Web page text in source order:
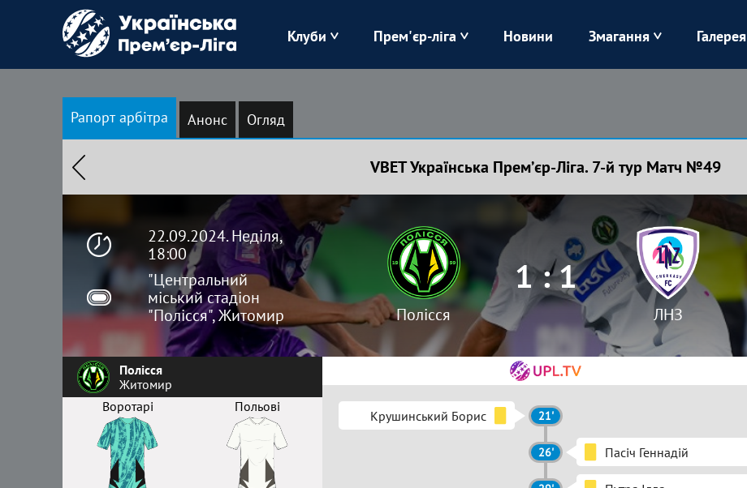
Клуби
Зоря Карпати Колос
Лівий Берег
Чорноморець
Прем'єр-ліга Новини Змагання Галерея
Рапорт арбітра Анонс Огляд
VBET Українська Премʼєр-Ліга. 7-й тур Матч №49
22.09.2024. Неділя,
18:00
"Центральний
міський стадіон
"Полісся", Житомир
Полісся
1 : 1
ЛНЗ
Полісся
Житомир
Воротарі
Польові
Крушинський Борис 21'
26' Пасіч Геннадій